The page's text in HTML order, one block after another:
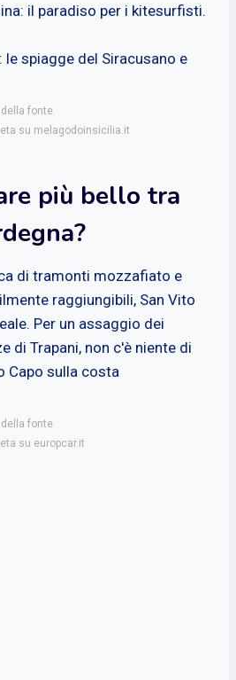
il paradiso per i kitesurfisti.
le spiagge del Siracusano e
fonte
su melagodoinsicilia.it
più bello tra
di tramonti mozzafiato e
raggiungibili, San Vito
Per un assaggio dei
di Trapani, non c'è niente di
Capo sulla costa
fonte
su europcar.it